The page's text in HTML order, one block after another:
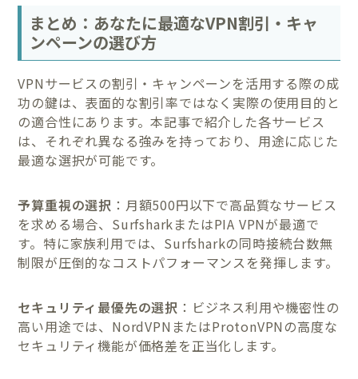
まとめ：あなたに最適なVPN割引・キャ
ンペーンの選び方
VPNサービスの割引・キャンペーンを活用する際の成
功の鍵は、表面的な割引率ではなく実際の使用目的と
の適合性にあります。本記事で紹介した各サービス
は、それぞれ異なる強みを持っており、用途に応じた
最適な選択が可能です。
予算重視の選択 ：月額500円以下で高品質なサービス
を求める場合、SurfsharkまたはPIA VPNが最適で
す。特に家族利用では、Surfsharkの同時接続台数無
制限が圧倒的なコストパフォーマンスを発揮します。
セキュリティ最優先の選択 ：ビジネス利用や機密性の
高い用途では、NordVPNまたはProtonVPNの高度な
セキュリティ機能が価格差を正当化します。